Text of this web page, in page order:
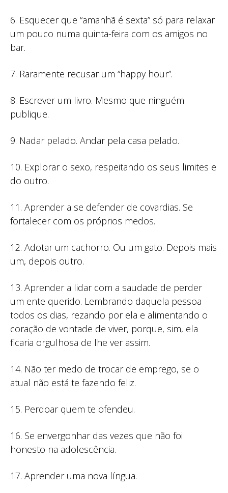
6. Esquecer que “amanhã é sexta” só para relaxar
um pouco numa quinta-feira com os amigos no
bar.
7. Raramente recusar um “happy hour”.
8. Escrever um livro. Mesmo que ninguém
publique.
9. Nadar pelado. Andar pela casa pelado.
10. Explorar o sexo, respeitando os seus limites e
do outro.
11. Aprender a se defender de covardias. Se
fortalecer com os próprios medos.
12. Adotar um cachorro. Ou um gato. Depois mais
um, depois outro.
13. Aprender a lidar com a saudade de perder
um ente querido. Lembrando daquela pessoa
todos os dias, rezando por ela e alimentando o
coração de vontade de viver, porque, sim, ela
ficaria orgulhosa de lhe ver assim.
14. Não ter medo de trocar de emprego, se o
atual não está te fazendo feliz.
15. Perdoar quem te ofendeu.
16. Se envergonhar das vezes que não foi
honesto na adolescência.
17. Aprender uma nova língua.